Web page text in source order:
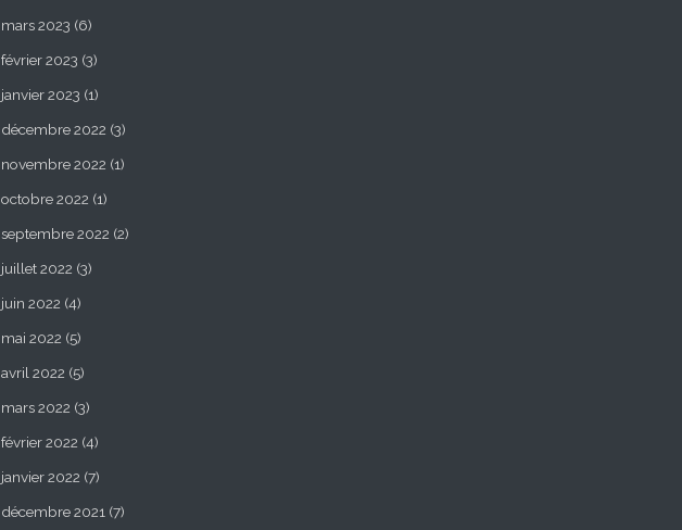
mars 2023 (6)
février 2023 (3)
janvier 2023 (1)
décembre 2022 (3)
novembre 2022 (1)
octobre 2022 (1)
septembre 2022 (2)
juillet 2022 (3)
juin 2022 (4)
mai 2022 (5)
avril 2022 (5)
mars 2022 (3)
février 2022 (4)
janvier 2022 (7)
décembre 2021 (7)